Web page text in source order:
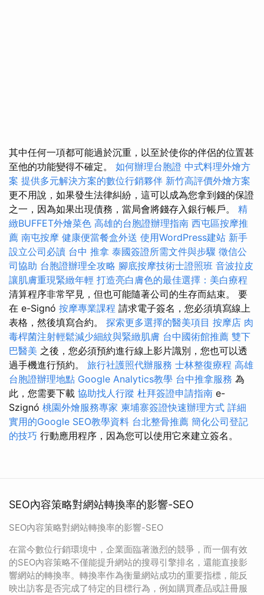
其中任何一項都可能過於沉重，以至於使你的伴侶的位置甚
至他的功能變得不確定。 如何辦理台胞證 中式料理外燴方
案 提供多元解決方案的數位行銷夥伴 新竹高評價外燴方案
更不用說，如果發生法律糾紛，這可以成為您拿到錢的保證
之一，因為如果出現債務，當局會將錢存入銀行帳戶。 精
緻BUFFET外燴菜色 高雄的台胞證辦理指南 西屯區按摩推
薦 南屯按摩 健康便當餐盒外送 使用WordPress建站 新手
設立公司必讀 台中 推拿 泰國簽證所需文件與步驟 徵信公
司協助 台胞證辦理全攻略 腳底按摩技術士證照班 音波拉皮
讓肌膚重現緊緻年輕 打造亮白膚色的最佳選擇：美白療程
清算程序非常罕見，但也可能隨著公司的生存而結束。 要
在 e-Signó 按摩專業課程 請求電子簽名，您必須填寫線上
表格，然後填寫合約。 探索更多選擇的醫美項目 按摩店 肉
毒桿菌注射輕鬆減少細紋與緊緻肌膚 台中國術館推薦 雙下
巴醫美 之後，您必須預約進行線上影片識別，您也可以透
過手機進行預約。 旅行社護照代辦服務 士林整復療程 高雄
台胞證辦理地點 Google Analytics教學 台中推拿服務 為
此，您需要下載 協助找人行蹤 杜拜簽證申請指南 e-
Szignó 桃園外燴服務專家 柬埔寨簽證快速辦理方式 詳細
實用的Google SEO教學資料 台北整骨推薦 簡化公司登記
的技巧 行動應用程序，因為您可以使用它來建立簽名。
SEO內容策略對網站轉換率的影響-SEO
SEO內容策略對網站轉換率的影響-SEO
在當今數位行銷環境中，企業面臨著激烈的競爭，而一個有效
的SEO內容策略不僅能提升網站的搜尋引擎排名，還能直接影
響網站的轉換率。轉換率作為衡量網站成功的重要指標，能反
映出訪客是否完成了特定的目標行為，例如購買產品或註冊服